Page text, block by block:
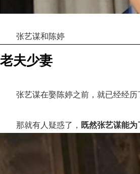
张艺谋和陈婷
老夫少妻
张艺谋在娶陈婷之前，就已经经历
那就有人疑惑了， 既然张艺谋能